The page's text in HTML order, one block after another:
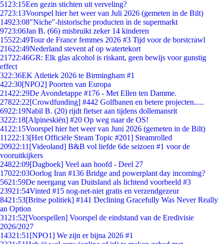
51 23:15Een gezin stichten uit verveling?
2723:13Voorspel hier het weer van Juli 2026 (gemeten in de Bilt)
14923:08"Niche"-historische producten in de supermarkt
9723:06Jan B. (66) misbruikt zeker 14 kinderen
15522:49Tour de France femmes 2026 #3 Tijd voor de borstcrawl
21622:49Nederland stevent af op watertekort
21722:46GR: Elk glas alcohol is riskant, geen bewijs voor gunstig
effect
322:36EK Atletiek 2026 te Birmingham #1
422:30[NPO2] Poorten van Europa
21422:29De Avondetappe #176 - Met Ellen ten Damme.
27822:22[Crowdfunding] #442 Golfbanen en betere projecten.....
6922:19Nabil B. (20) rijdt fietser aan tijdens dollemansrit
3222:18[Alpineskiën] #20 Op weg naar de OS!
41 22:15Voorspel hier het weer van Juni 2026 (gemeten in de Bilt)
11222:13[Het Officiële Steam Topic #201] Steamrolled
20922:11 [Videoland] B&B vol liefde 6de seizoen #1 voor de
vooruitkijkers
24822:09[Dagboek] Veel aan hoofd - Deel 27
17022:03Oorlog Iran #136 Bridge and powerplant day incoming?
5621:59De neergang van Duitsland als lichtend voorbeeld #3
23921:54Vinted #15 nog-net-niet gratis en verzendgezeur
8421:53[Britse politiek] #141 Declining Gracefully Was Never Really
an Option
31 21:52[Voorspellen] Voorspel de eindstand van de Eredivisie
2026/2027
14321:51 [NPO1] We zijn er bijna 2026 #1